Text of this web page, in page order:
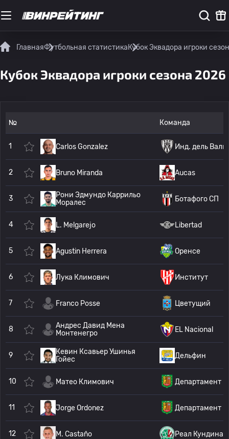
ГлавнаяФутбольная статистикаКубок Эквадора игроки
Кубок Эквадора игроки сезона 2026
№ Команда
1 Carlos Gonzalez Инд. дель
2 Bruno Miranda Aucas
3
Рони Эдмундо Каррильо
Моралес
Ботафого СП
4 L. Melgarejo Libertad
5 Agustin Herrera Оренсе
6 Лука Климович Институт
7 Franco Posse Цветущий
8
Андрес Давид Мена
Монтенегро
EL Nacional
9
Кевин Ксавьер Ушинья
Гойес
Дельфин
10 Матео Климович Департамент
11 Jorge Ordonez Департамент
12 M. Castaño Реал